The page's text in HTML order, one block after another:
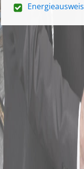
Energieausweis